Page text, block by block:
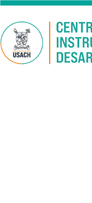
Pasar al contenido